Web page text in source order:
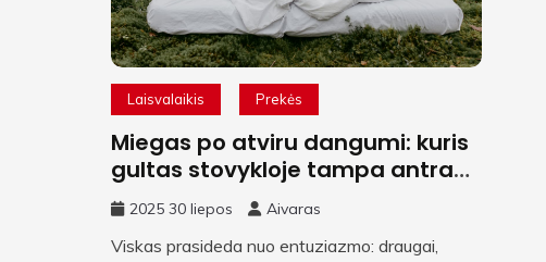
Laisvalaikis Prekės
Miegas po atviru dangumi: kuris
gultas stovykloje tampa antra
lova?
2025 30 liepos Aivaras
Viskas prasideda nuo entuziazmo: draugai,